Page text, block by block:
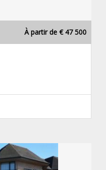
À partir de € 47 500